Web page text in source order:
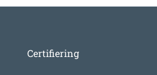
Certifiering